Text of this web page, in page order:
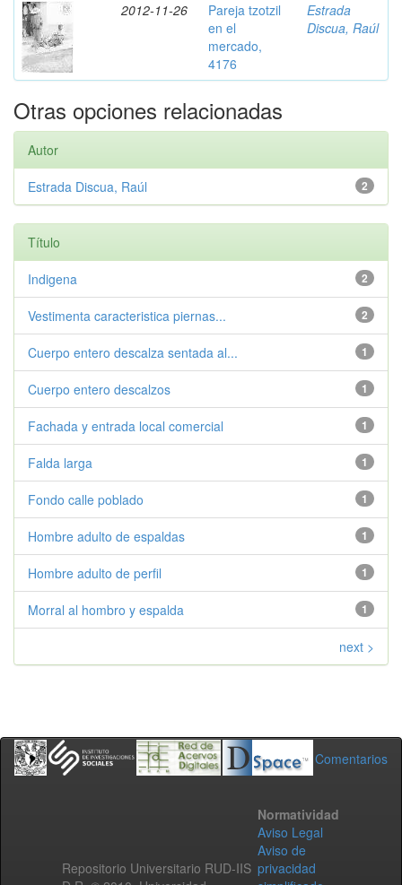
2012-11-26
Pareja tzotzil
en el
mercado,
4176
Estrada
Discua, Raúl
Otras opciones relacionadas
Autor
2
Estrada Discua, Raúl
Título
2
Indigena
2
Vestimenta caracteristica piernas...
1
Cuerpo entero descalza sentada al...
1
Cuerpo entero descalzos
1
Fachada y entrada local comercial
1
Falda larga
1
Fondo calle poblado
1
Hombre adulto de espaldas
1
Hombre adulto de perfil
1
Morral al hombro y espalda
next >
Comentarios
Repositorio Universitario RUD-IIS
Normatividad
Aviso Legal
Aviso de
privacidad